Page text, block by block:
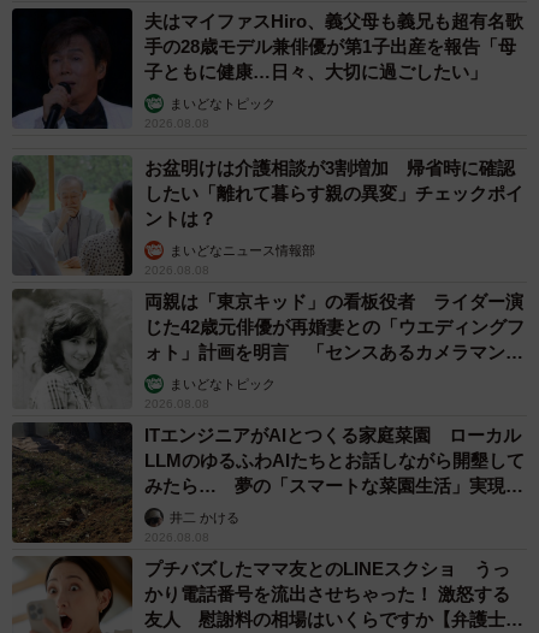
夫はマイファスHiro、義父母も義兄も超有名歌
手の28歳モデル兼俳優が第1子出産を報告「母
子ともに健康…日々、大切に過ごしたい」
まいどなトピック
2026.08.08
お盆明けは介護相談が3割増加 帰省時に確認
したい「離れて暮らす親の異変」チェックポイ
ントは？
まいどなニュース情報部
2026.08.08
両親は「東京キッド」の看板役者 ライダー演
じた42歳元俳優が再婚妻との「ウエディングフ
ォト」計画を明言 「センスあるカメラマン求
む」まいどなトピック
2026.08.08
ITエンジニアがAIとつくる家庭菜園 ローカル
LLMのゆるふわAIたちとお話しながら開墾して
みたら… 夢の「スマートな菜園生活」実現な
るか井二 かける
2026.08.08
プチバズしたママ友とのLINEスクショ うっ
かり電話番号を流出させちゃった！ 激怒する
友人 慰謝料の相場はいくらですか【弁護士が